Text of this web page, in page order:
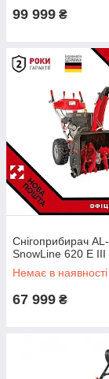
99 999 ₴
Снігоприбирач
SnowLine 620 E III
Немає в наявності
67 999 ₴